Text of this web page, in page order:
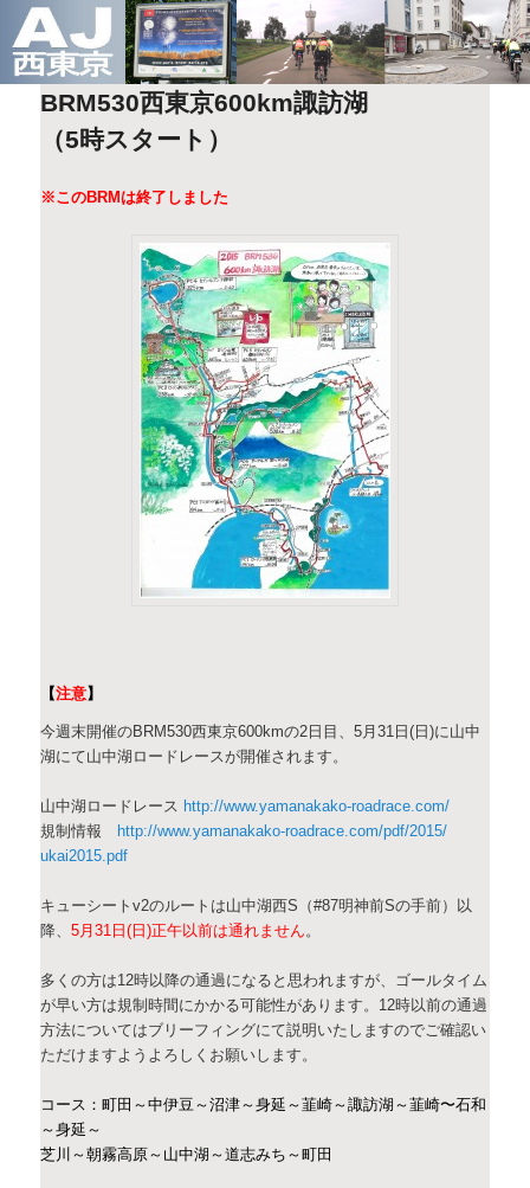
イ
ン
コ
AJ西東京
このサイトは、オダックスジャパン西東京主催のブルベ情報を発信していま
す。
BRM530西東京600km諏訪湖
（5時スタート）
※このBRMは終了しました
【注意】
今週末開催のBRM530西東京600kmの2日目、5月31日(日)に山中
湖にて山中湖ロードレースが開催されます。
山中湖ロードレース http://www.yamanakako-roadrace.com/
規制情報
http://www.yamanakako-roadrace.com/pdf/2015/
ukai2015.pdf
キューシートv2のルートは山中湖西S（#87明神前Sの手前）以
降、5月31日(日)正午以前は通れません。
多くの方は12時以降の通過になると思われますが、ゴールタイム
が早い方は規制時間にかかる可能性があります。12時以前の通過
方法についてはブリーフィングにて説明いたしますのでご確認い
ただけますようよろしくお願いします。
コース：町田～中伊豆～沼津～身延～韮崎～諏訪湖～韮崎〜石和
～身延～
芝川～朝霧高原～山中湖～道志みち～町田